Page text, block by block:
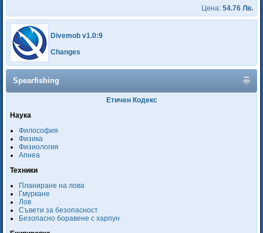
Цена: 54.76 Лв.
Divemob v1.0:9
Changes
Spearfishing
Етичен Кодекс
Наука
Философия
Физика
Физиология
Апнеа
Техники
Планиране на лова
Гмуркане
Лов
Съвети за безопасност
Безопасно боравене с харпун